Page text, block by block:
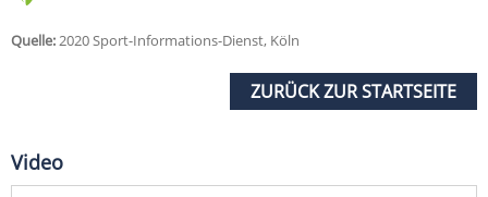
Quelle:2020 Sport-Informations-Dienst, Köln
ZURÜCK ZUR STARTSEITE
Video